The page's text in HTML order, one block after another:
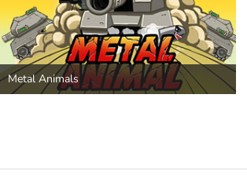
Metal Animals